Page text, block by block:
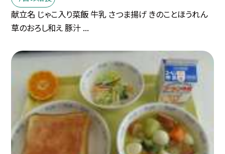
献立名 じゃこ入り菜飯 牛乳 さつま揚げ きのことほうれん
草のおろし和え 豚汁 ...